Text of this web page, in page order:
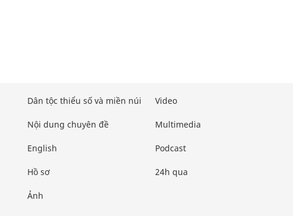
Dân tộc thiểu số và miền núi
Nội dung chuyên đề
English
Hồ sơ
Ảnh
Video
Multimedia
Podcast
24h qua